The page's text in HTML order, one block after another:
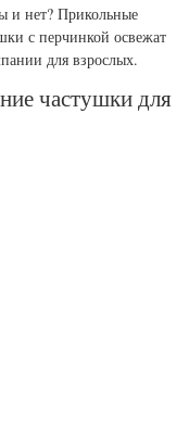
и нет? Прикольные
с перчинкой освежат
для взрослых.
частушки для